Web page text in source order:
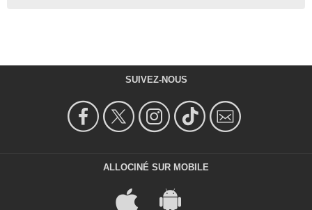
SUIVEZ-NOUS
ALLOCINÉ SUR MOBILE